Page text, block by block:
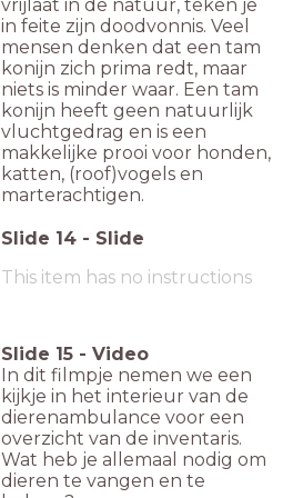
vrijlaat in de natuur, teken je
in feite zijn doodvonnis. Veel
mensen denken dat een tam
konijn zich prima redt, maar
niets is minder waar. Een tam
konijn heeft geen natuurlijk
vluchtgedrag en is een
makkelijke prooi voor honden,
katten, (roof)vogels en
marterachtigen.
Slide 14 - Slide
This item has no instructions
Slide 15 - Video
In dit filmpje nemen we een
kijkje in het interieur van de
dierenambulance voor een
overzicht van de inventaris.
Wat heb je allemaal nodig om
dieren te vangen en te